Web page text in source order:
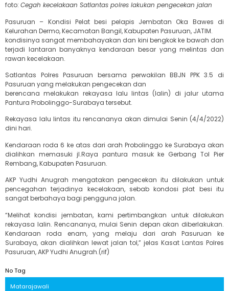
foto: Cegah kecelakaan Satlantas polres lakukan pengecekan jalan
Pasuruan – Kondisi Pelat besi pelapis Jembatan Oka Bawes di
Kelurahan Dermo, Kecamatan Bangil, Kabupaten Pasuruan, JATIM.
kondisinya sangat membahayakan dan kini bengkok ke bawah dan
terjadi lantaran banyaknya kendaraan besar yang melintas dan
rawan kecelakaan.
Satlantas Polres Pasuruan bersama perwakilan BBJN PPK 3.5 di
Pasuruan yang melakukan pengecekan dan
berencana melakukan rekayasa lalu lintas (lalin) di jalur utama
Pantura Probolinggo-Surabaya tersebut.
Rekayasa lalu lintas itu rencananya akan dimulai Senin (4/4/2022)
dini hari.
Kendaraan roda 6 ke atas dari arah Probolinggo ke Surabaya akan
dialihkan memasuki jl.Raya pantura masuk ke Gerbang Tol Pier
Rembang, Kabupaten Pasuruan.
AKP Yudhi Anugrah mengatakan pengecekan itu dilakukan untuk
pencegahan terjadinya kecelakaan, sebab kondosi plat besi itu
sangat berbahaya bagi pengguna jalan.
“Melihat kondisi jembatan, kami pertimbangkan untuk dilakukan
rekayasa lalin. Rencananya, mulai Senin depan akan diberlakukan.
Kendaraan roda enam, yang melaju dari arah Pasuruan ke
Surabaya, akan dialihkan lewat jalan tol,” jelas Kasat Lantas Polres
Pasuruan, AKP Yudhi Anugrah.(rif)
No Tag
Matarajawali